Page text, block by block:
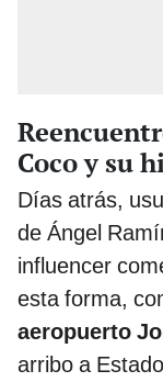
Coco y su
Días atrás,
de Ángel
influencer
esta forma,
aeropuerto
arribo a